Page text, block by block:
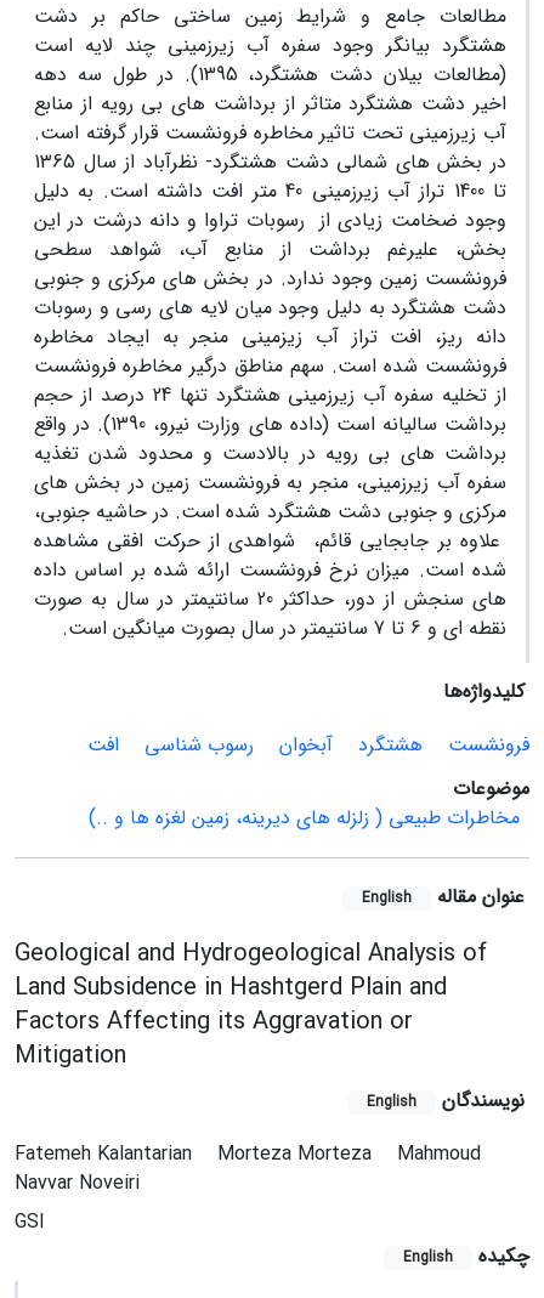
مطالعات جامع و شرایط زمین ساختی حاکم بر دشت
هشتگرد بیانگر وجود سفره آب زیرزمینی چند لایه است
(مطالعات بیلان دشت هشتگرد، 1395). در طول سه دهه
اخیر دشت هشتگرد متاثر از برداشت های بی رویه از منابع
آب زیرزمینی تحت تاثیر مخاطره فرونشست قرار گرفته است.
در بخش های شمالی دشت هشتگرد- نظرآباد از سال 1365
تا 1400 تراز آب زیرزمینی 40 متر افت داشته است. به دلیل
وجود ضخامت زیادی از رسوبات تراوا و دانه درشت در این
بخش، علیرغم برداشت از منابع آب، شواهد سطحی
فرونشست زمین وجود ندارد. در بخش های مرکزی و جنوبی
دشت هشتگرد به دلیل وجود میان لایه های رسی و رسوبات
دانه ریز، افت تراز آب زیزمینی منجر به ایجاد مخاطره
فرونشست شده است. سهم مناطق درگیر مخاطره فرونشست
از تخلیه سفره آب زیرزمینی هشتگرد تنها 24 درصد از حجم
برداشت سالیانه است (داده های وزارت نیرو، 1390). در واقع
برداشت های بی رویه در بالادست و محدود شدن تغذیه
سفره آب زیرزمینی، منجر به فرونشست زمین در بخش های
مرکزی و جنوبی دشت هشتگرد شده است. در حاشیه جنوبی،
علاوه بر جابجایی قائم، شواهدی از حرکت افقی مشاهده
شده است. میزان نرخ فرونشست ارائه شده بر اساس داده
های سنجش از دور، حداکثر 20 سانتیمتر در سال به صورت
نقطه ای و 6 تا 7 سانتیمتر در سال بصورت میانگین است.
کلیدواژه‌ها
فرونشست
هشتگرد آبخوان رسوب شناسی
افت
موضوعات
مخاطرات طبیعی ( زلزله های دیرینه، زمین لغزه ها و ..)
عنوان مقاله English
Geological and Hydrogeological Analysis of
Land Subsidence in Hashtgerd Plain and
Factors Affecting its Aggravation or
Mitigation
نویسندگان English
Fatemeh Kalantarian Morteza Morteza
Mahmoud
Navvar Noveiri
GSI
چکیده
English